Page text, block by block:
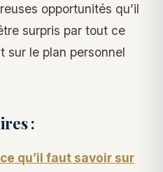
opportunités qu’il
surpris par tout ce
sur le plan personnel
:
qu’il faut savoir sur